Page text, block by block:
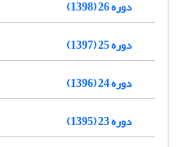
دوره 26 (1398)
دوره 25 (1397)
دوره 24 (1396)
دوره 23 (1395)